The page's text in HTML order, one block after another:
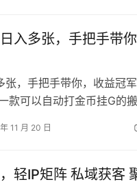
入多张，手把手带
张，手把手带你，收益冠
款可以自动打金币挂G的
11 月 20 日
轻IP矩阵 私域获客